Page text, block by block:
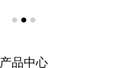
产品中心